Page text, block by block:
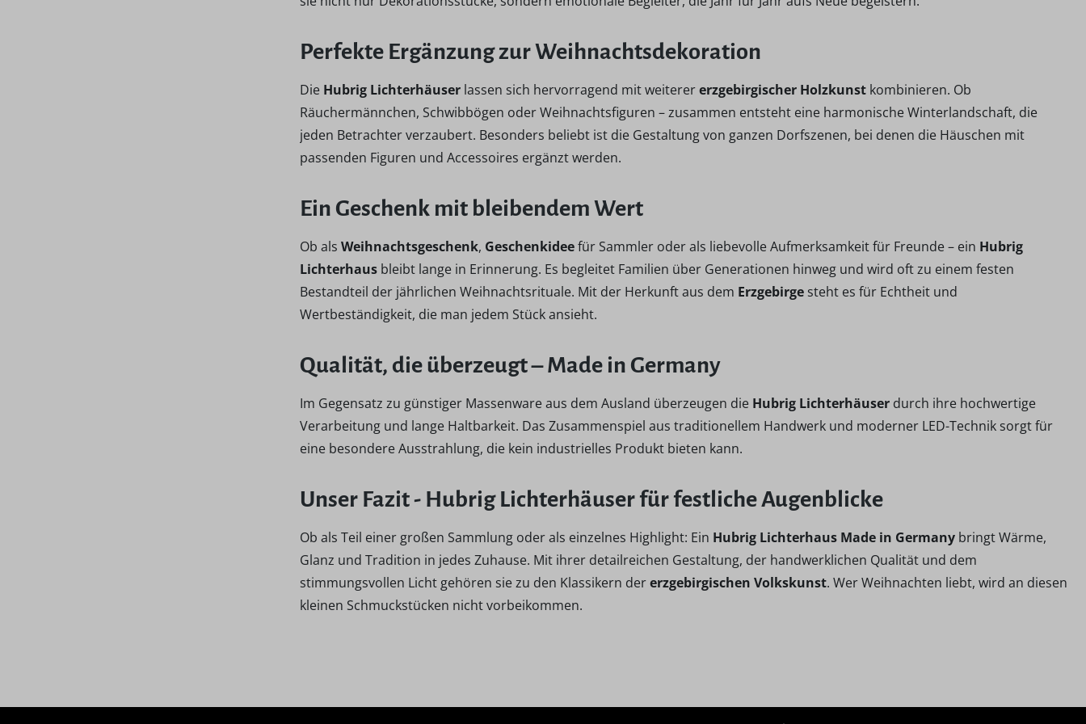
Perfekte Ergänzung zur Weihnachtsdekoration
Die Hubrig Lichterhäuser lassen sich hervorragend mit weiterererzgebirgischer Holzkunst kombinieren. Ob
Räuchermännchen, Schwibbögen oder Weihnachtsfiguren – zusammen entsteht eine harmonische Winterlandschaft, die
jeden Betrachter verzaubert. Besonders beliebt ist die Gestaltung von ganzen Dorfszenen, bei denen die Häuschen mit
passenden Figuren und Accessoires ergänzt werden.
Ein Geschenk mit bleibendem Wert
Ob als Weihnachtsgeschenk, Geschenkideefür Sammler oder als liebevolle Aufmerksamkeit für Freunde – ein Hubrig
Lichterhaus bleibt lange in Erinnerung. Es begleitet Familien über Generationen hinweg und wird oft zu einem festen
Bestandteil der jährlichen Weihnachtsrituale. Mit der Herkunft aus dem Erzgebirge steht es für Echtheit und
Wertbeständigkeit, die man jedem Stück ansieht.
Qualität, die überzeugt – Made in Germany
Im Gegensatz zu günstiger Massenware aus dem Ausland überzeugen die Hubrig Lichterhäuser durch ihre hochwertige
Verarbeitung und lange Haltbarkeit. Das Zusammenspiel aus traditionellem Handwerk und moderner LED-Technik sorgt für
eine besondere Ausstrahlung, die kein industrielles Produkt bieten kann.
Unser Fazit - Hubrig Lichterhäuser für festliche Augenblicke
Ob als Teil einer großen Sammlung oder als einzelnes Highlight: Ein Hubrig Lichterhaus Made in Germany bringt Wärme,
Glanz und Tradition in jedes Zuhause. Mit ihrer detailreichen Gestaltung, der handwerklichen Qualität und dem
stimmungsvollen Licht gehören sie zu den Klassikern dererzgebirgischen Volkskunst. Wer Weihnachten liebt, wird an diesen
kleinen Schmuckstücken nicht vorbeikommen.